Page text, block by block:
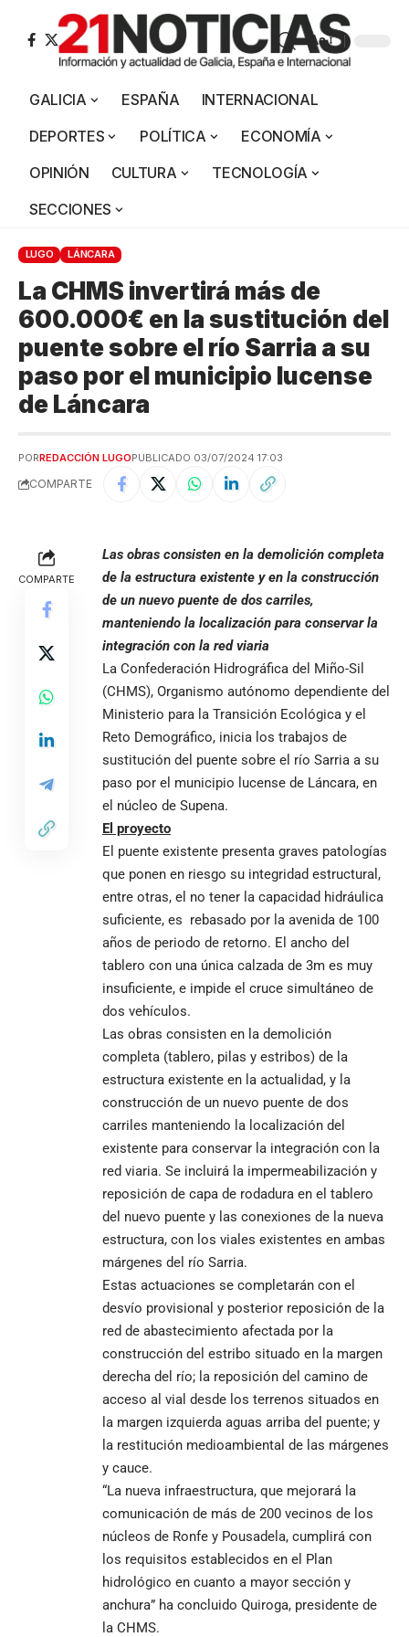
Aa
GALICIA ESPAÑA
INTERNACIONAL
DEPORTES
POLÍTICA
ECONOMÍA
OPINIÓN
CULTURA
TECNOLOGÍA
SECCIONES
LUGO LÁNCARA
La CHMS invertirá más de
600.000€ en la sustitución del
puente sobre el río Sarria a su
paso por el municipio lucense
de Láncara
PORREDACCIÓN LUGOPUBLICADO 03/07/2024 17:03
COMPARTE
COMPARTE
Las obras consisten en la demolición completa
de la estructura existente y en la construcción
de un nuevo puente de dos carriles,
manteniendo la localización para conservar la
integración con la red viaria
La Confederación Hidrográfica del Miño-Sil
(CHMS), Organismo autónomo dependiente del
Ministerio para la Transición Ecológica y el
Reto Demográfico, inicia los trabajos de
sustitución del puente sobre el río Sarria a su
paso por el municipio lucense de Láncara, en
el núcleo de Supena.
El proyecto
El puente existente presenta graves patologías
que ponen en riesgo su integridad estructural,
entre otras, el no tener la capacidad hidráulica
suficiente, es rebasado por la avenida de 100
años de periodo de retorno. El ancho del
tablero con una única calzada de 3m es muy
insuficiente, e impide el cruce simultáneo de
dos vehículos.
Las obras consisten en la demolición
completa (tablero, pilas y estribos) de la
estructura existente en la actualidad, y la
construcción de un nuevo puente de dos
carriles manteniendo la localización del
existente para conservar la integración con la
red viaria. Se incluirá la impermeabilización y
reposición de capa de rodadura en el tablero
del nuevo puente y las conexiones de la nueva
estructura, con los viales existentes en ambas
márgenes del río Sarria.
Estas actuaciones se completarán con el
desvío provisional y posterior reposición de la
red de abastecimiento afectada por la
construcción del estribo situado en la margen
derecha del río; la reposición del camino de
acceso al vial desde los terrenos situados en
la margen izquierda aguas arriba del puente; y
la restitución medioambiental de las márgenes
y cauce.
“La nueva infraestructura, que mejorará la
comunicación de más de 200 vecinos de los
núcleos de Ronfe y Pousadela, cumplirá con
los requisitos establecidos en el Plan
hidrológico en cuanto a mayor sección y
anchura” ha concluido Quiroga, presidente de
la CHMS.